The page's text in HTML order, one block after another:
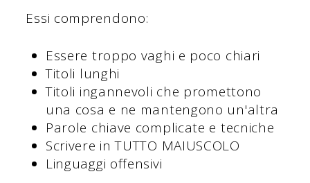
Essi comprendono:
Essere troppo vaghi e poco chiari
Titoli lunghi
Titoli ingannevoli che promettono
una cosa e ne mantengono un'altra
Parole chiave complicate e tecniche
Scrivere in TUTTO MAIUSCOLO
Linguaggi offensivi